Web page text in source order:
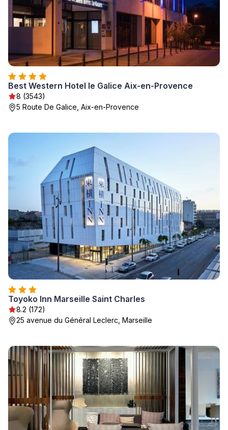
Best Western Hotel le Galice Aix-en-Provence
8 (3543)
5 Route De Galice, Aix-en-Provence
Toyoko Inn Marseille Saint Charles
8.2 (172)
25 avenue du Général Leclerc, Marseille